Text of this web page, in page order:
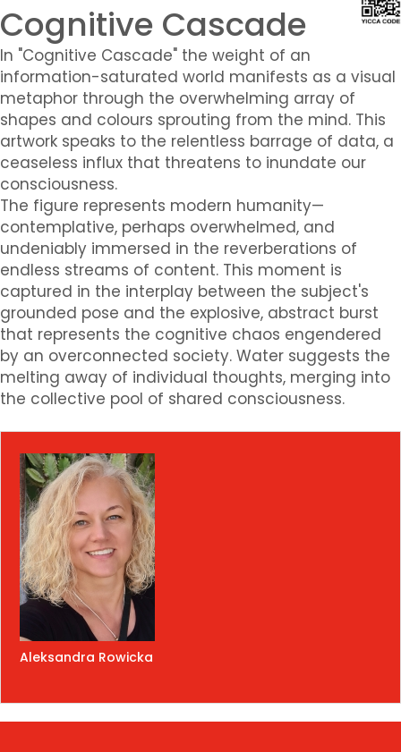
Cognitive Cascade
In "Cognitive Cascade" the weight of an
information-saturated world manifests as a visual
metaphor through the overwhelming array of
shapes and colours sprouting from the mind. This
artwork speaks to the relentless barrage of data, a
ceaseless influx that threatens to inundate our
consciousness.
The figure represents modern humanity—
contemplative, perhaps overwhelmed, and
undeniably immersed in the reverberations of
endless streams of content. This moment is
captured in the interplay between the subject's
grounded pose and the explosive, abstract burst
that represents the cognitive chaos engendered
by an overconnected society. Water suggests the
melting away of individual thoughts, merging into
the collective pool of shared consciousness.
Aleksandra Rowicka